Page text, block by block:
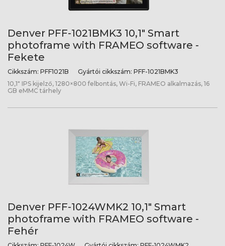
Denver PFF-1021BMK3 10,1" Smart
photoframe with FRAMEO software -
Fekete
Cikkszám: PFF1021B Gyártói cikkszám: PFF-1021BMK3
10,1" IPS kijelző, 1280×800 felbontás, Wi-Fi, FRAMEO alkalmazás, 16
GB eMMC tárhely
Denver PFF-1024WMK2 10,1" Smart
photoframe with FRAMEO software -
Fehér